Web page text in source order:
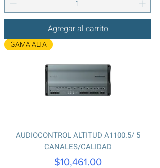
Agregar al carrito
GAMA ALTA
AUDIOCONTROL ALTITUD A1100.5/ 5
CANALES/CALIDAD
Precio
$10,461.00